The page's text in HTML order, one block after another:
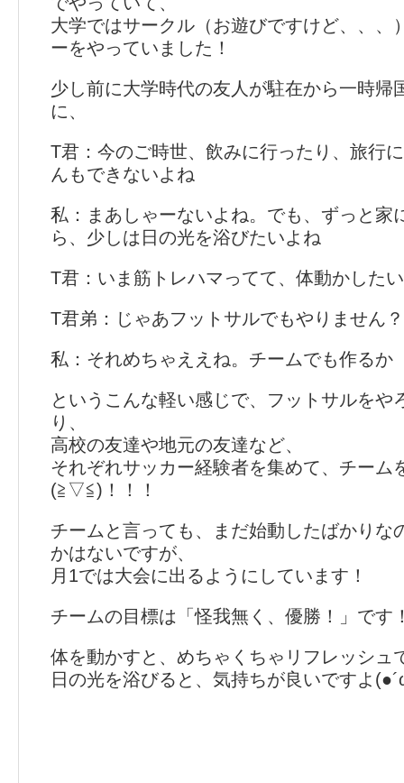
大学ではサークル（お遊びですけど、、、
ーをやっていました！
少し前に大学時代の友人が駐在から一時帰
に、
T君：今のご時世、飲みに行ったり、旅行
んもできないよね
私：まあしゃーないよね。でも、ずっと家
ら、少しは日の光を浴びたいよね
T君：いま筋トレハマってて、体動かした
T君弟：じゃあフットサルでもやりません？
私：それめちゃええね。チームでも作るか
というこんな軽い感じで、フットサルをや
り、
高校の友達や地元の友達など、
それぞれサッカー経験者を集めて、チーム
(≧▽≦)！！！
チームと言っても、まだ始動したばかりな
かはないですが、
月1では大会に出るようにしています！
チームの目標は「怪我無く、優勝！」です
体を動かすと、めちゃくちゃリフレッシュ
日の光を浴びると、気持ちが良いですよ